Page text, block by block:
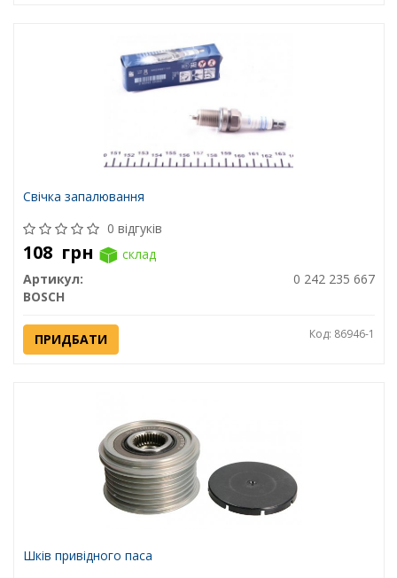
Свічка запалювання
0 відгуків
108 грн
склад
Артикул:
0 242 235 667
BOSCH
ПРИДБАТИ Код: 86946-1
Шків привідного паса